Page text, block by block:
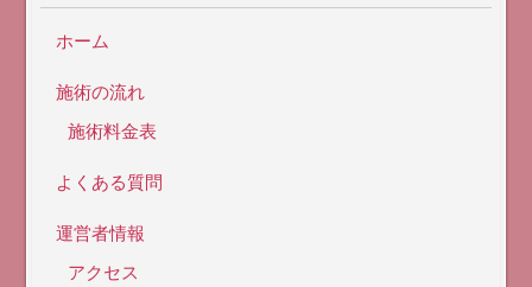
ホーム
施術の流れ
施術料金表
よくある質問
運営者情報
アクセス